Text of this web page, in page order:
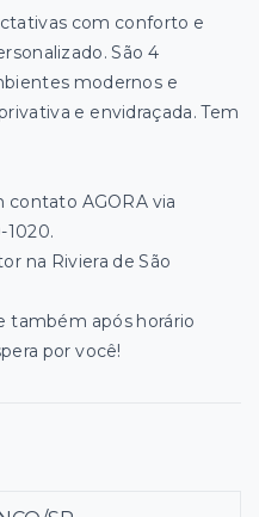
com conforto e
São 4
modernos e
e envidraçada. Tem
contato AGORA via
1020.
na Riviera de São
também após horário
por você!